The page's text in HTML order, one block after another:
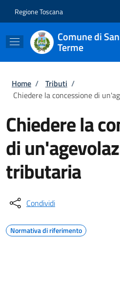
Regione Toscana
Comune di
Terme
Briciole di pane
Home / Tributi /
Chiedere la concessione di
Chiedere la
di
tributaria
Condividi
Normativa di riferimento